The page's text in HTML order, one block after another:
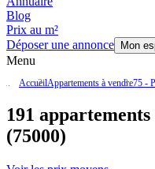
Blog
Prix au m²
Déposer une annonce
Mon
Menu
AccueilAppartements à vendre75 -
191
(75000)